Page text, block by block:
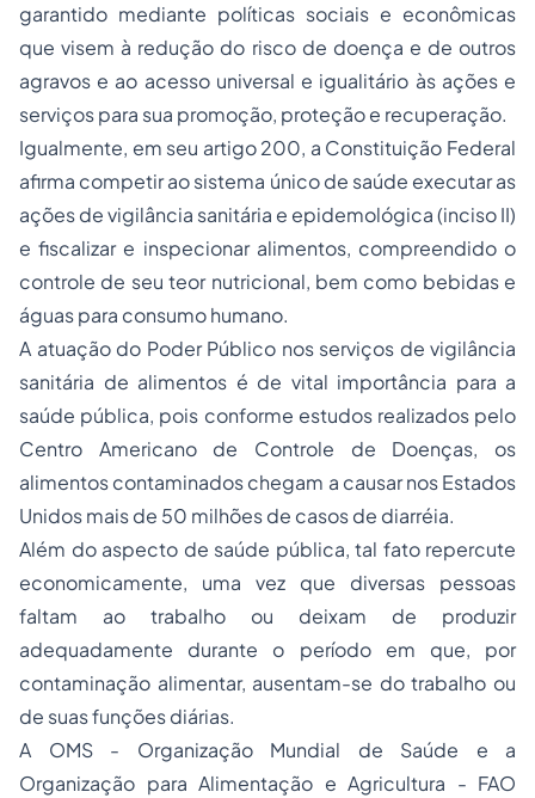
garantido mediante políticas sociais e econômicas
que visem à redução do risco de doença e de outros
agravos e ao acesso universal e igualitário às ações e
serviços para sua promoção, proteção e recuperação.
Igualmente, em seu artigo 200, a Constituição Federal
afirma competir ao sistema único de saúde executar as
ações de vigilância sanitária e epidemológica (inciso II)
e fiscalizar e inspecionar alimentos, compreendido o
controle de seu teor nutricional, bem como bebidas e
águas para consumo humano.
A atuação do Poder Público nos serviços de vigilância
sanitária de alimentos é de vital importância para a
saúde pública, pois conforme estudos realizados pelo
Centro Americano de Controle de Doenças, os
alimentos contaminados chegam a causar nos Estados
Unidos mais de 50 milhões de casos de diarréia.
Além do aspecto de saúde pública, tal fato repercute
economicamente, uma vez que diversas pessoas
faltam ao trabalho ou deixam de produzir
adequadamente durante o período em que, por
contaminação alimentar, ausentam-se do trabalho ou
de suas funções diárias.
A OMS - Organização Mundial de Saúde e a
Organização para Alimentação e Agricultura - FAO